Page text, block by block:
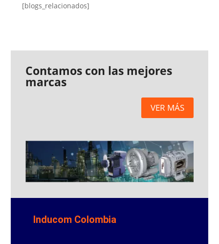
[blogs_relacionados]
Contamos con las mejores
marcas
VER MÁS
Inducom Colombia